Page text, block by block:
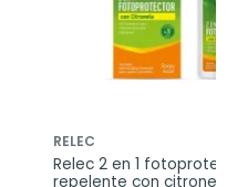
RELEC
Relec 2 en 1
repelente con citronela